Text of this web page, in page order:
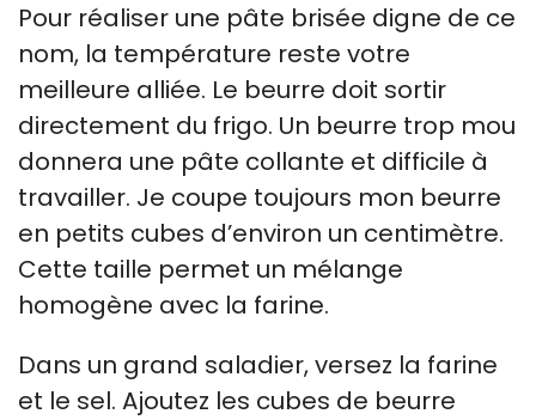
Pour réaliser une pâte brisée digne de ce
nom, la température reste votre
meilleure alliée. Le beurre doit sortir
directement du frigo. Un beurre trop mou
donnera une pâte collante et difficile à
travailler. Je coupe toujours mon beurre
en petits cubes d’environ un centimètre.
Cette taille permet un mélange
homogène avec la farine.
Dans un grand saladier, versez la farine
et le sel. Ajoutez les cubes de beurre